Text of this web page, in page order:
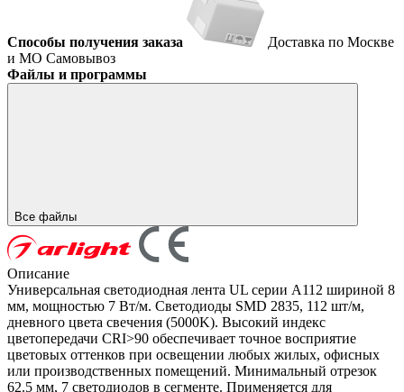
Способы получения заказа
Доставка по Москве
и МО Самовывоз
Файлы и программы
Все файлы
Описание
Универсальная светодиодная лента UL серии A112 шириной 8
мм, мощностью 7 Вт/м. Светодиоды SMD 2835, 112 шт/м,
дневного цвета свечения (5000K). Высокий индекс
цветопередачи CRI>90 обеспечивает точное восприятие
цветовых оттенков при освещении любых жилых, офисных
или производственных помещений. Минимальный отрезок
62.5 мм, 7 светодиодов в сегменте. Применяется для